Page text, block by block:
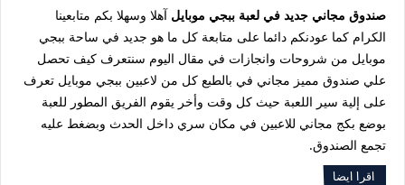
صندوق مجاني جديد في لعبة ببجي موبايلآهلا وسهلا بكم متابعينا
الكرام كما عودنكم دائما على متابعة كل ما هو جديد في ساحة ببجي
موبايل من شروحات وانجازات في مقال اليوم سنتعرف كيف تحصل
علي صندوق مميز مجاني في بالطبع كل من لاعبين ببجي موبايل تعرف
على إلية سير اللعبة حيث كل وقت وأخر يقوم الفريق المطور للعبة
بوضع بكج مجاني للاعبين في مكان سري داخل الحدث وبضغط عليه
تجمع الصندوق.
اقرا ايضا